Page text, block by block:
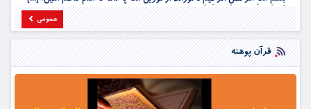
عمومی
قرآن پوهنه